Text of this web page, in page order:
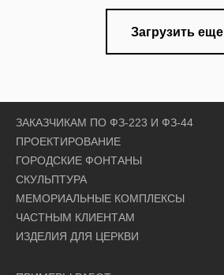
Загрузить еще
ЗАКАЗЧИКАМ ПО ФЗ-223 И ФЗ-44
ПРОЕКТИРОВАНИЕ
ГОРОДСКИЕ ФОНТАНЫ
СКУЛЬПТУРА
МЕМОРИАЛЬНЫЕ КОМПЛЕКСЫ
ЧАСТНЫМ КЛИЕНТАМ
ИЗДЕЛИЯ ДЛЯ ЦЕРКВИ